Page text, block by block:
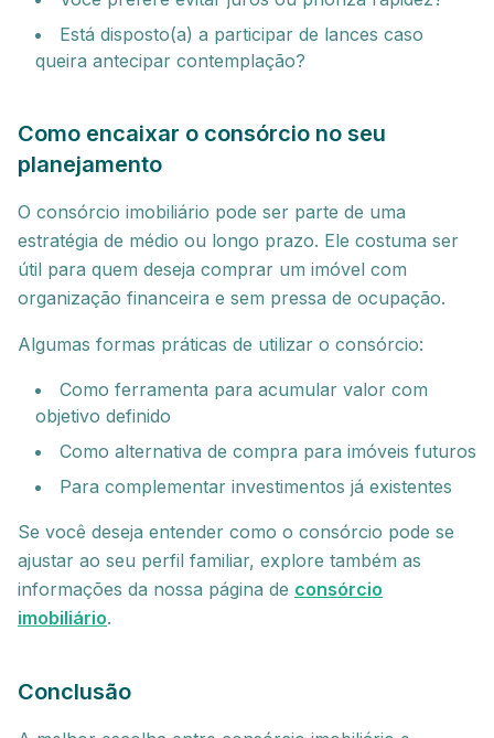
Está disposto(a) a participar de lances caso
queira antecipar contemplação?
Como encaixar o consórcio no seu
planejamento
O consórcio imobiliário pode ser parte de uma
estratégia de médio ou longo prazo. Ele costuma ser
útil para quem deseja comprar um imóvel com
organização financeira e sem pressa de ocupação.
Algumas formas práticas de utilizar o consórcio:
Como ferramenta para acumular valor com
objetivo definido
Como alternativa de compra para imóveis futuros
Para complementar investimentos já existentes
Se você deseja entender como o consórcio pode se
ajustar ao seu perfil familiar, explore também as
informações da nossa página de consórcio
imobiliário.
Conclusão